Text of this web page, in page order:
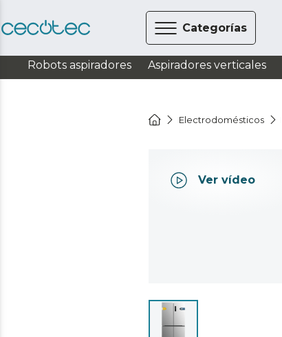
Categorías
Robots aspiradores Aspiradores verticales
Electrodomésticos
Ver vídeo